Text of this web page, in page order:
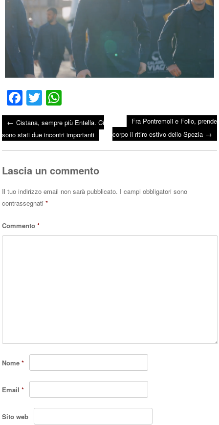
Fa
ce
bo
ok
T
wi
tte
r
ha
ts
A
Post navigation
← Cistana, sempre più Entella. Ci
sono stati due incontri importanti
Fra Pontremoli e Follo, prende
corpo il ritiro estivo dello Spezia →
Lascia un commento
Il tuo indirizzo email non sarà pubblicato. I campi obbligatori sono
contrassegnati*
Commento*
Nome*
Email*
Sito web